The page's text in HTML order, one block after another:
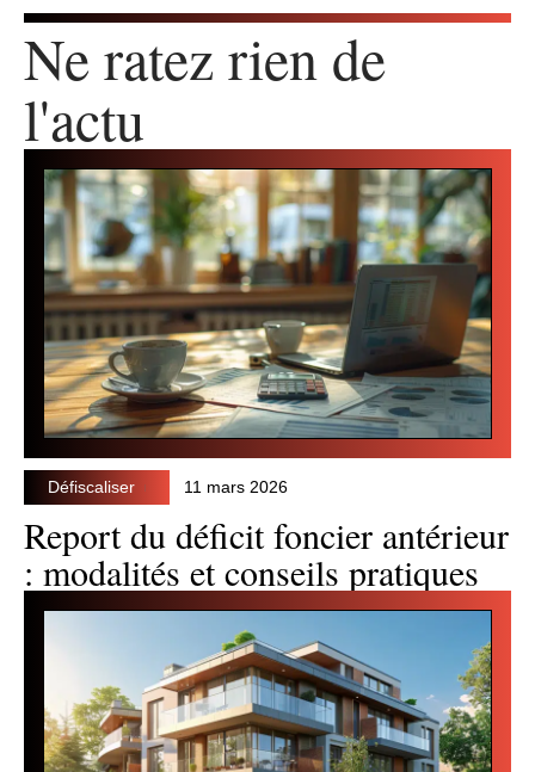
Ne ratez rien de
l'actu
Défiscaliser 11 mars 2026
Report du déficit foncier antérieur
: modalités et conseils pratiques